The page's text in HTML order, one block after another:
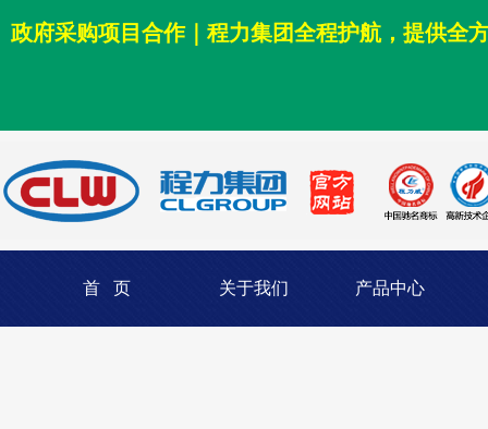
政府采购项目合作｜程力集团全程护航，提供全
首 页 关于我们 产品中心